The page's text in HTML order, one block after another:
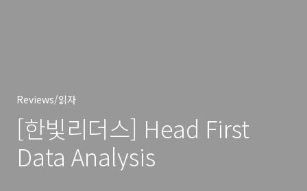
Reviews/읽자
[한빛리더스] Head First
Data Analysis